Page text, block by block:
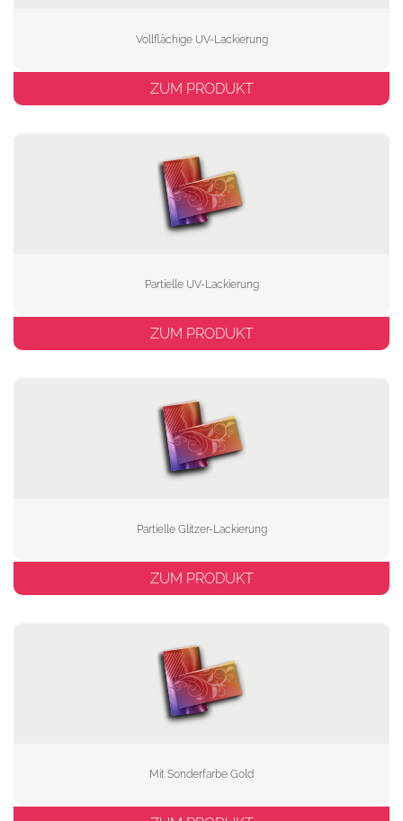
Vollflächige UV-Lackierung
ZUM PRODUKT
Partielle UV-Lackierung
ZUM PRODUKT
Partielle Glitzer-Lackierung
ZUM PRODUKT
Mit Sonderfarbe Gold